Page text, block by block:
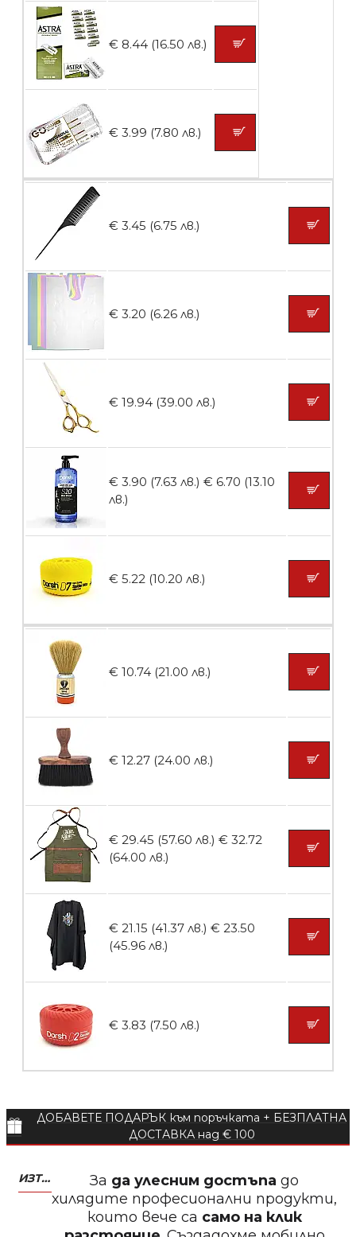
Контейнери за сваляне на гел лак 5
броя
Ваничка за маникюр BMSPA1C
БЕЗПЛАТНО
Пила тип ренде
БЕЗПЛАТНО
Пила тип ренде 2в1
БЕЗПЛАТНО
Пила тип ренде 2в1
БЕЗПЛАТНО
Пила тип ренде 2в1
БЕЗПЛАТНО
Пила за нокти
БЕЗПЛАТНО
€ 8.44 (16.50 лв.)
€ 3.99 (7.80 лв.)
€ 3.45 (6.75 лв.)
€ 3.20 (6.26 лв.)
€ 19.94 (39.00 лв.)
€ 3.90 (7.63 лв.) € 6.70 (13.10
лв.)
€ 5.22 (10.20 лв.)
€ 10.74 (21.00 лв.)
€ 12.27 (24.00 лв.)
€ 29.45 (57.60 лв.) € 32.72
(64.00 лв.)
€ 21.15 (41.37 лв.) € 23.50
(45.96 лв.)
€ 3.83 (7.50 лв.)
ДОБАВЕТЕ ПОДАРЪК към поръчката + БЕЗПЛАТНА
ДОСТАВКА над € 100
ИЗТЕГЛЕТЕ МОБИЛНО ПРИЛОЖЕНИЕ ZASALONA За да улесним достъпадо
хилядите професионални продукти,
които вече са само на клик